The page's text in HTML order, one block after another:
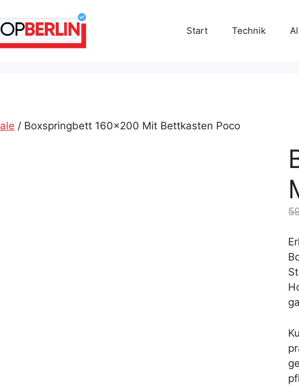
Start Technik
/ Boxspringbett 160×200 Mit Bettkasten Poco